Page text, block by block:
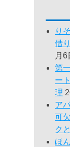
り
借
月6
第
ー
理
ア
可
ク
ほ